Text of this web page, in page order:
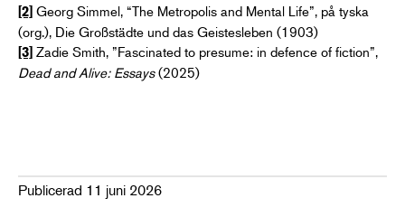
[2] Georg Simmel, “The Metropolis and Mental Life”, på tyska
(org.), Die Großstädte und das Geistesleben (1903)
[3] Zadie Smith, ”Fascinated to presume: in defence of fiction”,
Dead and Alive: Essays(2025)
Publicerad 11 juni 2026